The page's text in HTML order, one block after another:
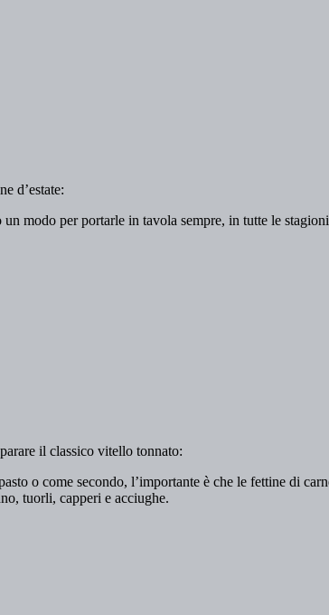
d’estate:
modo per portarle in tavola sempre, in tutte le
il classico vitello tonnato:
o come secondo, l’importante è che le fettine di
tuorli, capperi e acciughe.